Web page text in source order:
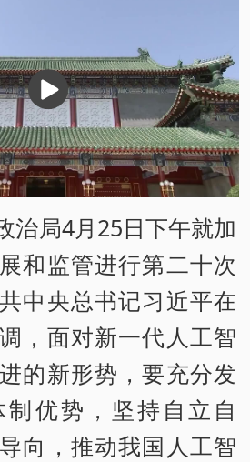
播
放
治局4月25日下午就加
和监管进行第二十次
中央总书记习近平在
，面对新一代人工智
的新形势，要充分发
优势，坚持自立自
向，推动我国人工智